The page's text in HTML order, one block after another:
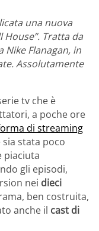
una nuova
Tratta da
Nike Flanagan, in
Assolutamente
tv che è
a poche ore
di streaming
stata poco
piaciuta
gli episodi,
nei dieci
ben costruita,
anche il cast di